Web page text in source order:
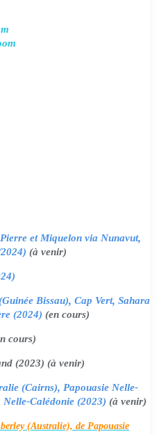
et Miquelon via Nunavut,
(à venir)
Bissau), Cap Vert, Sahara
(2024) (en cours)
cours)
(2023) (à venir)
(Cairns), Papouasie Nelle-
Nelle-Calédonie (2023) (à venir)
(Australie), de Papouasie